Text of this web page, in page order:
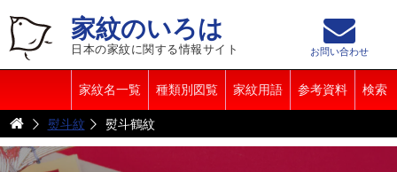
家紋のいろは
日本の家紋に関する情報サイト
家紋名一覧 種類別図覧 家紋用語 参考資料 検索
お問い合わせ
熨斗紋 熨斗鶴紋